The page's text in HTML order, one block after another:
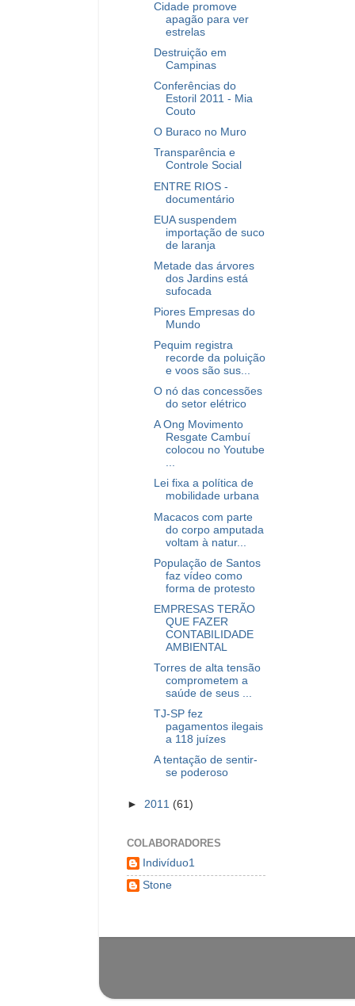
Cidade promove
apagão para ver
estrelas
Destruição em
Campinas
Conferências do
Estoril 2011 - Mia
Couto
O Buraco no Muro
Transparência e
Controle Social
ENTRE RIOS -
documentário
EUA suspendem
importação de suco
de laranja
Metade das árvores
dos Jardins está
sufocada
Piores Empresas do
Mundo
Pequim registra
recorde da poluição
e voos são sus...
O nó das concessões
do setor elétrico
A Ong Movimento
Resgate Cambuí
colocou no Youtube
...
Lei fixa a política de
mobilidade urbana
Macacos com parte
do corpo amputada
voltam à natur...
População de Santos
faz vídeo como
forma de protesto
EMPRESAS TERÃO
QUE FAZER
CONTABILIDADE
AMBIENTAL
Torres de alta tensão
comprometem a
saúde de seus ...
TJ-SP fez
pagamentos ilegais
a 118 juízes
A tentação de sentir-
se poderoso
► 2011 (61)
COLABORADORES
Indivíduo1
Stone